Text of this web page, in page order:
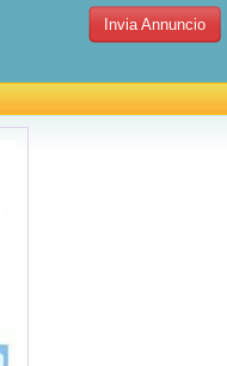
Invia Annuncio